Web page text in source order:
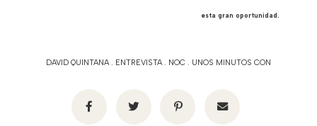
esta gran oportunidad.
DAVID QUINTANA. ENTREVISTA. NOC. UNOS MINUTOS CON